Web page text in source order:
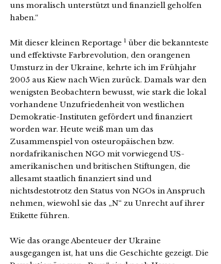
uns moralisch unterstützt und finanziell geholfen
haben.“
Mit dieser kleinen Reportage 1 über die bekannteste
und effektivste Farbrevolution, den orangenen
Umsturz in der Ukraine, kehrte ich im Frühjahr
2005 aus Kiew nach Wien zurück. Damals war den
wenigsten Beobachtern bewusst, wie stark die lokal
vorhandene Unzufriedenheit von westlichen
Demokratie-Instituten gefördert und finanziert
worden war. Heute weiß man um das
Zusammenspiel von osteuropäischen bzw.
nordafrikanischen NGO mit vorwiegend US-
amerikanischen und britischen Stiftungen, die
allesamt staatlich finanziert sind und
nichtsdestotrotz den Status von NGOs in Anspruch
nehmen, wiewohl sie das „N“ zu Unrecht auf ihrer
Etikette führen.
Wie das orange Abenteuer der Ukraine
ausgegangen ist, hat uns die Geschichte gezeigt. Die